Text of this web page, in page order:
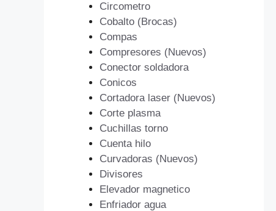
Circometro
Cobalto (Brocas)
Compas
Compresores (Nuevos)
Conector soldadora
Conicos
Cortadora laser (Nuevos)
Corte plasma
Cuchillas torno
Cuenta hilo
Curvadoras (Nuevos)
Divisores
Elevador magnetico
Enfriador agua